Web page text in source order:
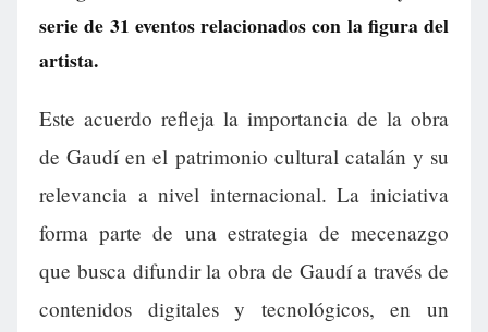
serie de 31 eventos relacionados con la figura del
artista.
Este acuerdo refleja la importancia de la obra
de Gaudí en el patrimonio cultural catalán y su
relevancia a nivel internacional. La iniciativa
forma parte de una estrategia de mecenazgo
que busca difundir la obra de Gaudí a través de
contenidos digitales y tecnológicos, en un